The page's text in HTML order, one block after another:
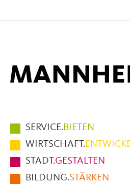
Hauptmenüpunkte
im
Fußbereich
der
Seite
SERVICE.BIETEN
WIRTSCHAFT.
STADT.GESTALTEN
BILDUNG.STÄRKEN